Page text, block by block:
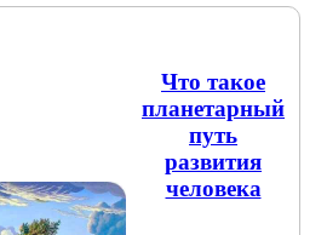
Что такое
планетарный
путь
развития
человека